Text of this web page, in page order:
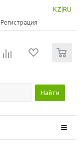
KZ RU
Регистрация
Найти